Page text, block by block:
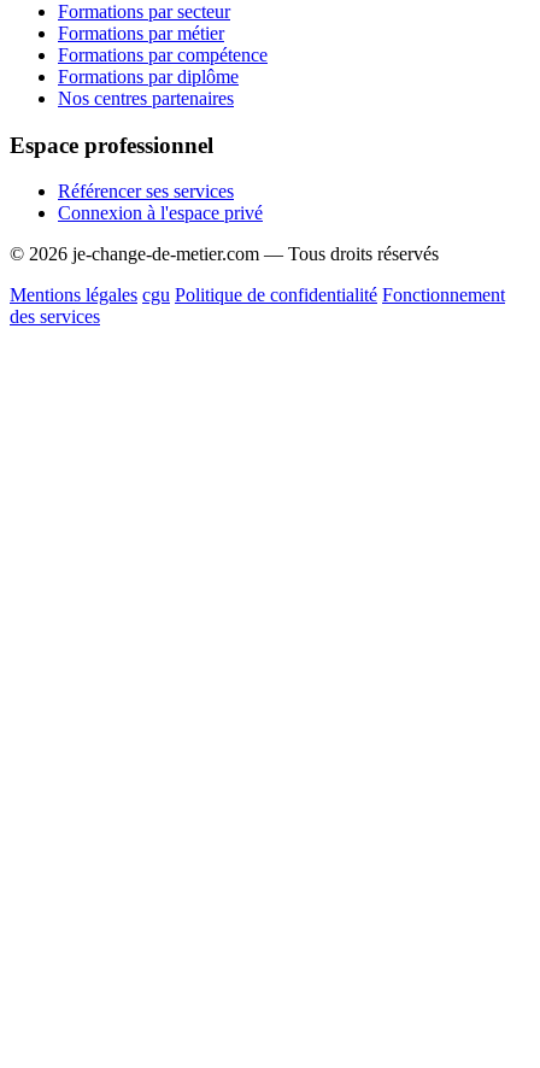
Formations par secteur
Formations par métier
Formations par compétence
Formations par diplôme
Nos centres partenaires
Espace professionnel
Référencer ses services
Connexion à l'espace privé
© 2026 je-change-de-metier.com — Tous droits réservés
Mentions légales cgu Politique de confidentialité Fonctionnement
des services